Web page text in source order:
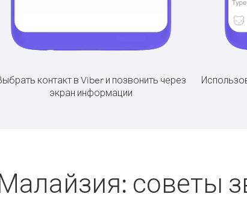
контакт в Viber и позвонить через
экран информации
советы